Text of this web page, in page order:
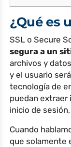
¿Qué es
SSL o Secure
segura a un
archivos y
y el usuario
tecnología de
puedan extraer
inicio de
Cuando
que solamente